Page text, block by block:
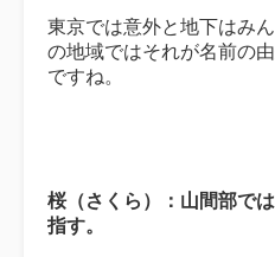
東京では意外と地下はみ
の地域ではそれが名前の
ですね。
桜（さくら）：山間部で
指す。